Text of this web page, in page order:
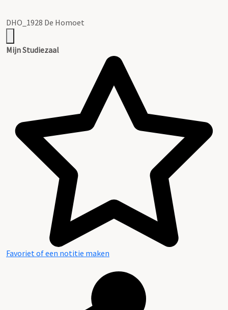
DHO_1928 De Homoet
Mijn Studiezaal
Favoriet of een notitie maken